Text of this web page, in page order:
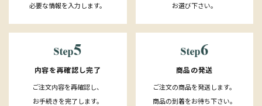
必要な情報を入力します。
お選び下さい。
内容を再確認し完了
ご注文内容を再確認し、
お手続きを完了します。
商品の発送
ご注文の商品を発送します。
商品の到着をお待ち下さい。